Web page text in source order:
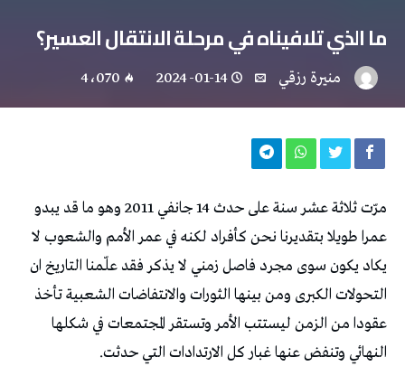
ما الذي تلافيناه في مرحلة الانتقال العسير؟
منيرة‭ ‬رزقي 2024-01-14 4٬070
مرّت ثلاثة عشر سنة على حدث 14 جانفي 2011 وهو ما قد يبدو
عمرا طويلا بتقديرنا نحن كأفراد لكنه في عمر الأمم والشعوب لا
يكاد يكون سوى مجرد فاصل زمني لا يذكر فقد علّمنا التاريخ ان
التحولات الكبرى ومن بينها الثورات والانتفاضات الشعبية تأخذ
عقودا من الزمن ليستتب الأمر وتستقر المجتمعات في شكلها
النهائي وتنفض عنها غبار كل الارتدادات التي حدثت.